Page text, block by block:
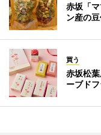
赤坂「
ン産の豆
買う
赤坂松
ーブド